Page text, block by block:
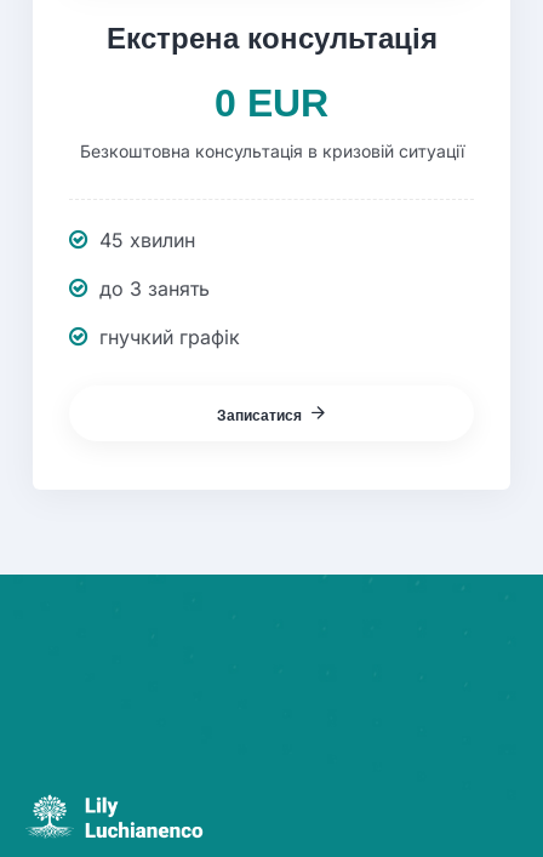
Екстренаконсультація
0 EUR
Безкоштовна консультація в кризовій ситуації
45 хвилин
до 3 занять
гнучкий графік
Записатися